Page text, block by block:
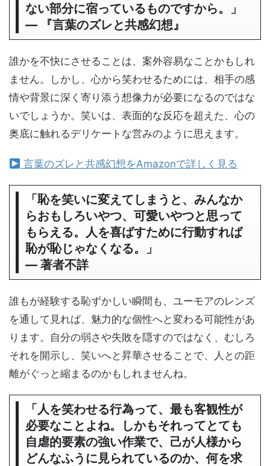
ない部分に宿っているものですから。」
― 『言葉のズレと共感幻想』
誰かを不快にさせることは、案外容易なことかもしれ
ません。しかし、心から笑わせるためには、相手の感
情や背景に深く寄り添う想像力が必要になるのではな
いでしょうか。笑いは、表面的な反応を超えた、心の
奥底に触れるデリケートな営みのように思えます。
言葉のズレと共感幻想をAmazonで詳しく見る
「恥を笑いに変えてしまうと、みんなか
らおもしろいやつ、可愛いやつと思って
もらえる。人を喜ばすために行動すれば
恥が恥じゃなくなる。」
― 著者不詳
誰もが経験する恥ずかしい瞬間も、ユーモアのレンズ
を通して見れば、魅力的な個性へと変わる可能性があ
ります。自分の弱さや失敗を隠すのではなく、むしろ
それを開示し、笑いへと昇華させることで、人との距
離がぐっと縮まるのかもしれませんね。
「人を笑わせる行為って、最も客観性が
必要なことよね。しかもそれってとても
自虐的要素の強い作業で、己が人様から
どんなふうに見られているのか、何を求